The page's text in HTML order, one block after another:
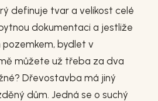
definuje tvar a velikost celé
dokumentaci a jestliže
bydlet v
můžete už třeba za dva
Dřevostavba má jiný
dům. Jedná se o suchý